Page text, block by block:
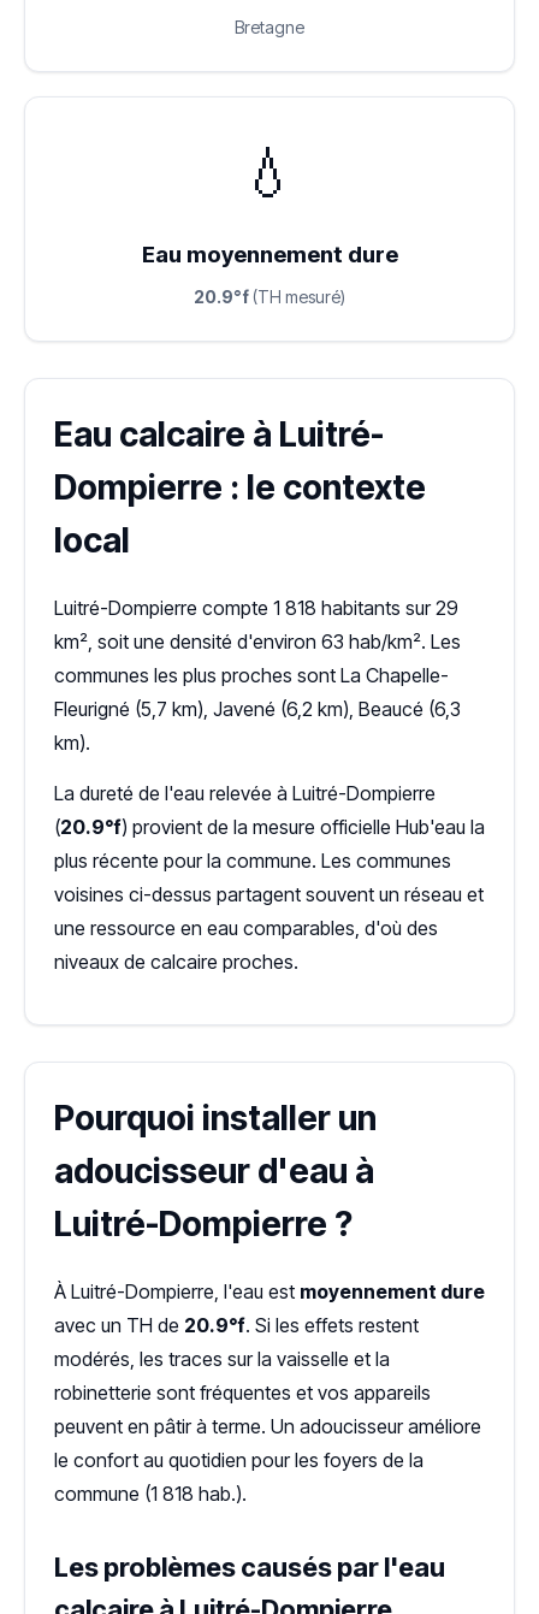
Bretagne
💧
Eau moyennement dure
20.9°f (TH mesuré)
Eau calcaire à Luitré-
Dompierre : le contexte
local
Luitré-Dompierre compte 1 818 habitants sur 29
km², soit une densité d'environ 63 hab/km². Les
communes les plus proches sont La Chapelle-
Fleurigné (5,7 km), Javené (6,2 km), Beaucé (6,3
km).
La dureté de l'eau relevée à Luitré-Dompierre
(20.9°f) provient de la mesure officielle Hub'eau la
plus récente pour la commune. Les communes
voisines ci-dessus partagent souvent un réseau et
une ressource en eau comparables, d'où des
niveaux de calcaire proches.
Pourquoi installer un
adoucisseur d'eau à
Luitré-Dompierre ?
À Luitré-Dompierre, l'eau est moyennement dure
avec un TH de 20.9°f. Si les effets restent
modérés, les traces sur la vaisselle et la
robinetterie sont fréquentes et vos appareils
peuvent en pâtir à terme. Un adoucisseur améliore
le confort au quotidien pour les foyers de la
commune (1 818 hab.).
Les problèmes causés par l'eau